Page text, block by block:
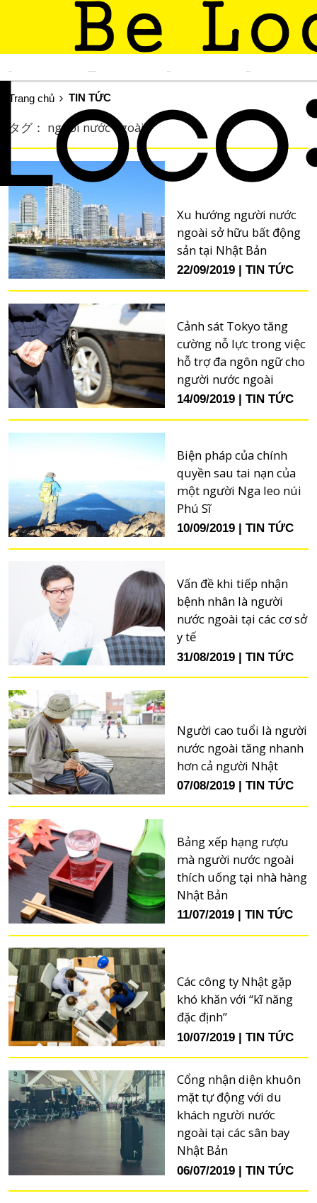
Trang chủ TIN TỨC
タグ： người nước ngoài
Xu hướng người nước
ngoài sở hữu bất động
sản tại Nhật Bản
22/09/2019 TIN TỨC
Cảnh sát Tokyo tăng
cường nỗ lực trong việc
hỗ trợ đa ngôn ngữ cho
người nước ngoài
14/09/2019 TIN TỨC
Biện pháp của chính
quyền sau tai nạn của
một người Nga leo núi
Phú Sĩ
10/09/2019 TIN TỨC
Vấn đề khi tiếp nhận
bệnh nhân là người
nước ngoài tại các cơ sở
y tế
31/08/2019 TIN TỨC
Người cao tuổi là người
nước ngoài tăng nhanh
hơn cả người Nhật
07/08/2019 TIN TỨC
Bảng xếp hạng rượu
mà người nước ngoài
thích uống tại nhà hàng
Nhật Bản
11/07/2019 TIN TỨC
Các công ty Nhật gặp
khó khăn với “kĩ năng
đặc định”
10/07/2019 TIN TỨC
Cổng nhận diện khuôn
mặt tự động với du
khách người nước
ngoài tại các sân bay
Nhật Bản
06/07/2019 TIN TỨC